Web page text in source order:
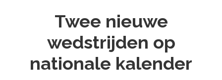
Twee nieuwe
wedstrijden op
nationale kalender